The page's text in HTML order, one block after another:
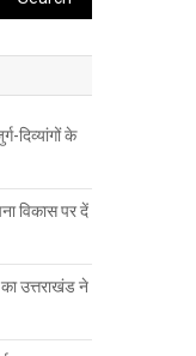
दिव्यांगों के
विकास पर दें
उत्तराखंड ने